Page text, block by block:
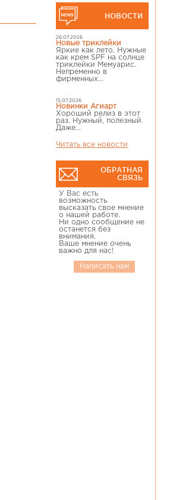
НОВОСТИ
26.07.2026
Новые триклейки
Яркие как лето, Нужные
как крем SPF на солнце
триклейки Мемуарис.
Непременно в
фирменных...
15.07.2026
Новинки Агиарт
Хороший релиз в этот
раз. Нужный, полезный.
Даже...
Читать все новости
ОБРАТНАЯ
СВЯЗЬ
У Вас есть
возможность
высказать свое мнение
о нашей работе.
Ни одно сообщение не
останется без
внимания.
Ваше мнение очень
важно для нас!
Написать нам